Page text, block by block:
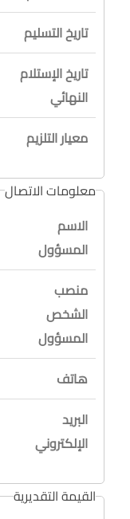
تاريخ التسليم
تاريخ الإستلام
النهائي
معيار التلزيم
معلومات الاتصال
الاسم
المسؤول
منصب
الشخص
المسؤول
هاتف
البريد
الإلكتروني
القيمة التقديرية